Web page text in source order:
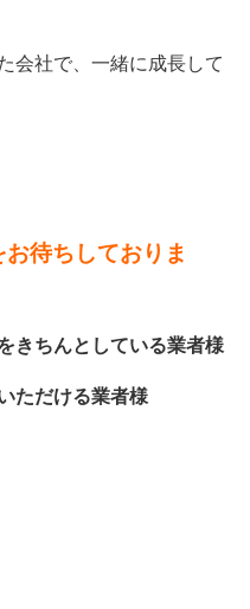
会社で、一緒に成長して
待ちしておりま
ちんとしている業者様
だける業者様